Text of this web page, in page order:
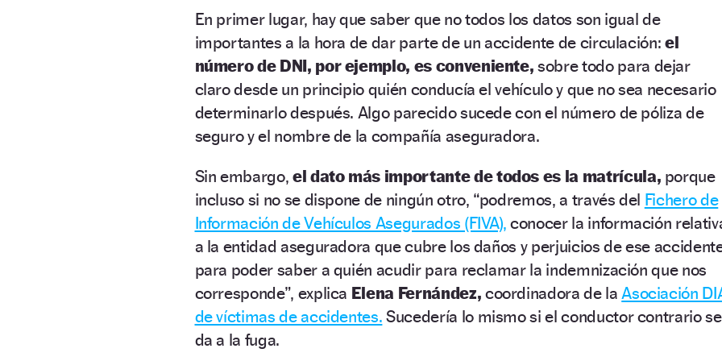
En primer lugar, hay que saber que no todos los datos son igual de
importantes a la hora de dar parte de un accidente de circulación:el
número de DNI, por ejemplo, es conveniente, sobre todo para dejar
claro desde un principio quién conducía el vehículo y que no sea necesario
determinarlo después. Algo parecido sucede con el número de póliza de
seguro y el nombre de la compañía aseguradora.
Sin embargo, el dato más importante de todos es la matrícula, porque
incluso si no se dispone de ningún otro, “podremos, a través del Fichero de
Información de Vehículos Asegurados (FIVA), conocer la información
a la entidad aseguradora que cubre los daños y perjuicios de ese
para poder saber a quién acudir para reclamar la indemnización que nos
corresponde”, explica Elena Fernández, coordinadora de la Asociación
de víctimas de accidentes. Sucedería lo mismo si el conductor contrario se
da a la fuga.